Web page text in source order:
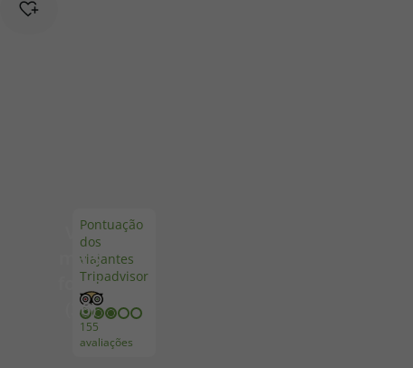
Disneyland ® Paris
Pontuação
dos
viajantes
Tripadvisor
155
avaliações
Ver
mais
fotos
(36)